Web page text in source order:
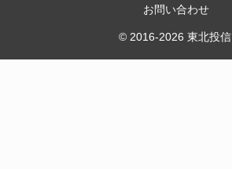
お問い合わせ
© 2016-2026 東北投信.